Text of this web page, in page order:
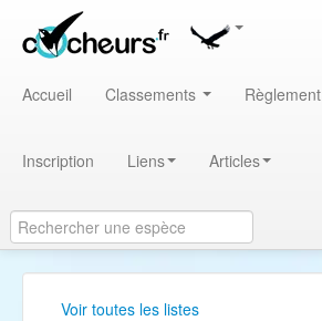
Accueil Classements Règlement
Inscription Liens Articles
Voir toutes les listes